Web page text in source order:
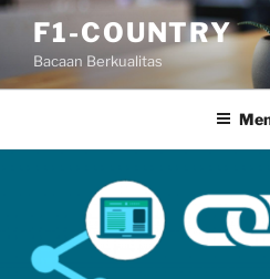
Skip
content
F1-COUNTRY
Bacaan Berkualitas